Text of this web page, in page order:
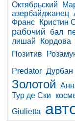
Октябрьский
азербайджанец
Франс
Кристин
рабочий бал
лишай
Кордова
Позитив
Predator Дурбан
Золотой
Тур де Ски
Giulietta